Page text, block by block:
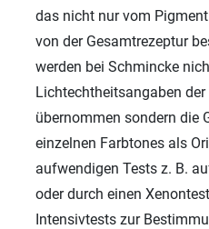
das nicht nur vom
von der Gesamtrezeptur
werden bei Schmincke
Lichtechtheitsangaben
übernommen sondern die
einzelnen Farbtones als
aufwendigen Tests z. B.
oder durch einen
Intensivtests zur